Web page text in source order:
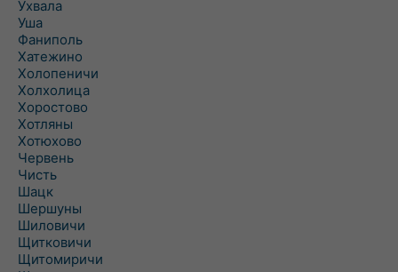
Ухвала
Уша
Фаниполь
Хатежино
Холопеничи
Холхолица
Хоростово
Хотляны
Хотюхово
Червень
Чисть
Шацк
Шершуны
Шиловичи
Щитковичи
Щитомиричи